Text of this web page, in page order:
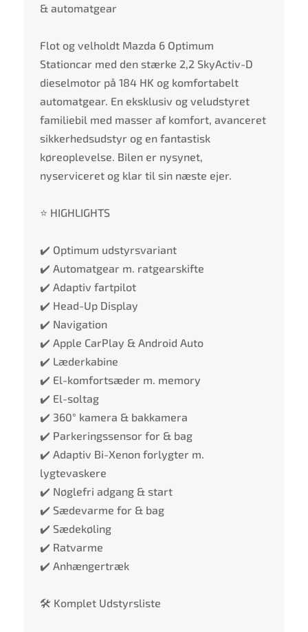
& automatgear
Flot og velholdt Mazda 6 Optimum
Stationcar med den stærke 2,2 SkyActiv-D
dieselmotor på 184 HK og komfortabelt
automatgear. En eksklusiv og veludstyret
familiebil med masser af komfort, avanceret
sikkerhedsudstyr og en fantastisk
køreoplevelse. Bilen er nysynet,
nyserviceret og klar til sin næste ejer.
⭐ HIGHLIGHTS
✔️ Optimum udstyrsvariant
✔️ Automatgear m. ratgearskifte
✔️ Adaptiv fartpilot
✔️ Head-Up Display
✔️ Navigation
✔️ Apple CarPlay & Android Auto
✔️ Læderkabine
✔️ El-komfortsæder m. memory
✔️ El-soltag
✔️ 360° kamera & bakkamera
✔️ Parkeringssensor for & bag
✔️ Adaptiv Bi-Xenon forlygter m.
lygtevaskere
✔️ Nøglefri adgang & start
✔️ Sædevarme for & bag
✔️ Sædekøling
✔️ Ratvarme
✔️ Anhængertræk
🛠️ Komplet Udstyrsliste